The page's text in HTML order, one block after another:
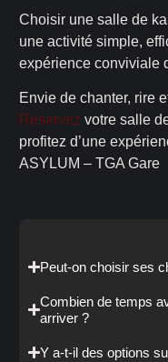
Choisir une salle de
une activité simple,
expérience conviviale
Envie de chanter, rire
Réservez votre salle
profitez d’une
ASYLUM – TGA Gare
Peut-on choisir ses
Combien de temps
arriver ?
Y a-t-il des options